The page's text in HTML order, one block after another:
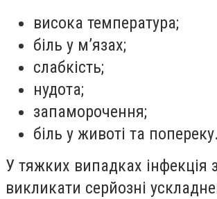
висока температура;
біль у м’язах;
слабкість;
нудота;
запаморочення;
біль у животі та попереку.
У тяжких випадках інфекція
викликати серйозні